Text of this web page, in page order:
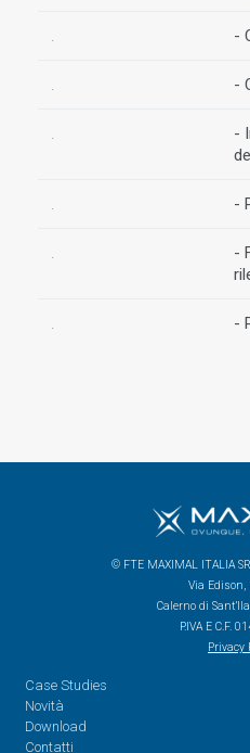
. -
. -
.
-
. -
.
-
. -
© FTE MAXIMAL ITALIA
Via Edison,
Calerno di
P.IVA E C.F.
Privacy
Case Studies
Novità
Download
Contatti